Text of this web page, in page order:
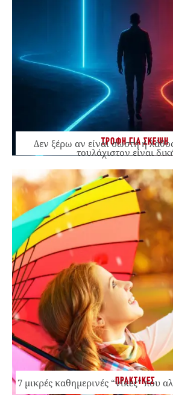
ΤΡΟΦΗ ΓΙΑ ΣΚΕΨΗ
Δεν ξέρω αν είναι σωστή ή
τουλάχιστον είναι
ΠΡΑΚΤΙΚΕΣ
7 μικρές καθημερινές “νίκες” που